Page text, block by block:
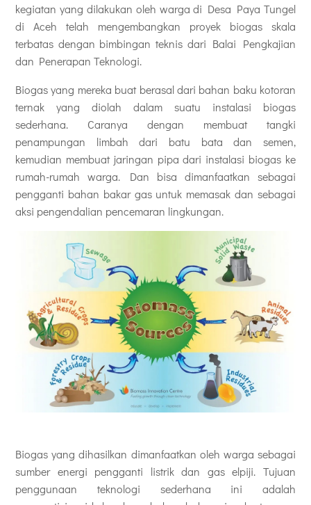
kegiatan yang dilakukan oleh warga di Desa Paya Tungel
di Aceh telah mengembangkan proyek biogas skala
terbatas dengan bimbingan teknis dari Balai Pengkajian
dan Penerapan Teknologi.
Biogas yang mereka buat berasal dari bahan baku kotoran
ternak yang diolah dalam suatu instalasi biogas
sederhana. Caranya dengan membuat tangki
penampungan limbah dari batu bata dan semen,
kemudian membuat jaringan pipa dari instalasi biogas ke
rumah-rumah warga. Dan bisa dimanfaatkan sebagai
pengganti bahan bakar gas untuk memasak dan sebagai
aksi pengendalian pencemaran lingkungan.
Biogas yang dihasilkan dimanfaatkan oleh warga sebagai
sumber energi pengganti listrik dan gas elpiji. Tujuan
penggunaan teknologi sederhana ini adalah